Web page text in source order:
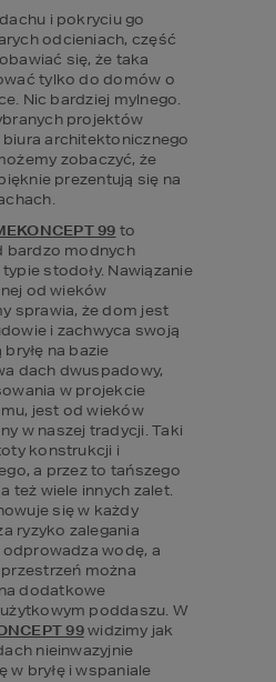
odcieniach, część
się, że taka
tylko do domów o
Nic bardziej mylnego.
projektów
zobaczyć, że
prezentują się na
99 to
bardzo modnych
stodoły. Nawiązanie
od wieków
sprawia, że dom jest
i zachwyca swoją
na bazie
dach dwuspadowy,
w projekcie
jest od wieków
w naszej tradycji. Taki
konstrukcji i
a przez to tańszego
też wiele innych zalet.
się w każdy
ryzyko zalegania
wodę, a
można
dodatkowe
poddaszu. W
99 widzimy jak
nieinwazyjnie
bryłę i wspaniale